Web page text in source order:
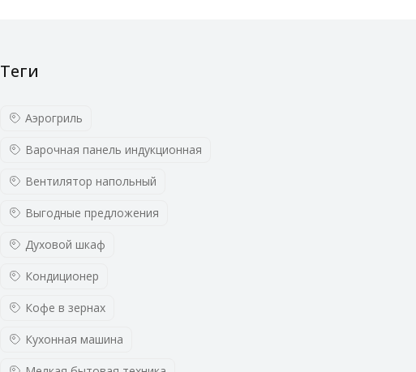
Теги
Аэрогриль
Варочная панель индукционная
Вентилятор напольный
Выгодные предложения
Духовой шкаф
Кондиционер
Кофе в зернах
Кухонная машина